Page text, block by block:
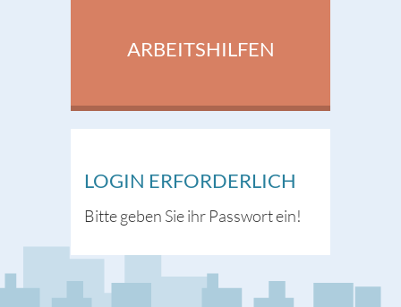
ARBEITSHILFEN
LOGIN ERFORDERLICH
Bitte geben Sie ihr Passwort ein!